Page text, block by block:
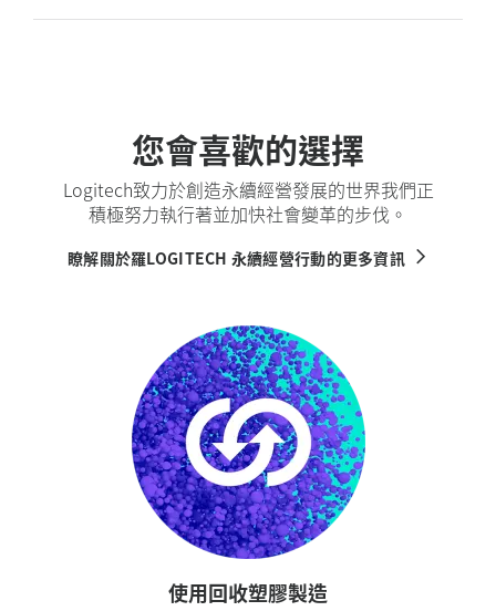
您會喜歡的選擇
Logitech致力於創造永續經營發展的世界我們正
積極努力執行著並加快社會變革的步伐。
瞭解關於羅LOGITECH 永續經營行動的更多資訊
使用回收塑膠製造